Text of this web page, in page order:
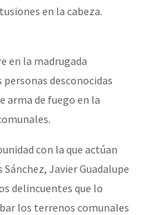
en la cabeza.
en la madrugada
desconocidas
arma de fuego en la
con la que actúan
Javier Guadalupe
delincuentes que lo
los terrenos comunales